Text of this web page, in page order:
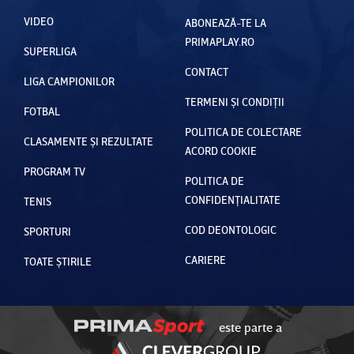
EXCLUSI
V
VIDEO
SUPERLIGA
LIGA CAMPIONILOR
FOTBAL
CLASAMENTE ȘI REZULTATE
PROGRAM TV
TENIS
SPORTURI
TOATE ȘTIRILE
ABONEAZĂ-TE LA
PRIMAPLAY.RO
CONTACT
TERMENI ȘI CONDIȚII
POLITICA DE COLECTARE
ACORD COOKIE
POLITICA DE
CONFIDENȚIALITATE
COD DEONTOLOGIC
CARIERE
este parte a